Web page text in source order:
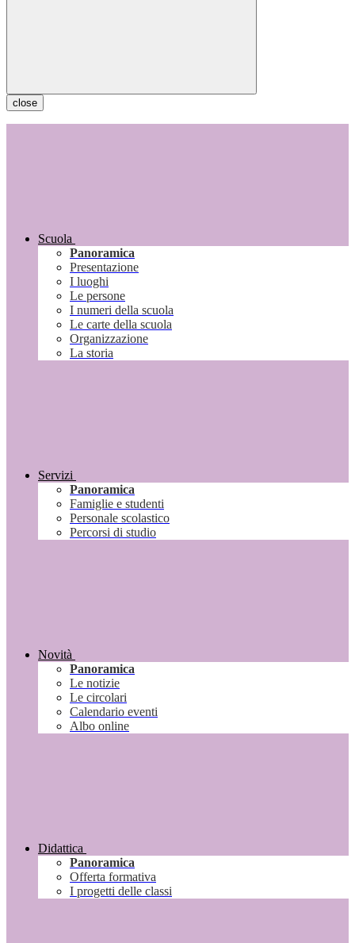
close
Scuola
Panoramica
Presentazione
I luoghi
Le persone
I numeri della scuola
Le carte della scuola
Organizzazione
La storia
Servizi
Panoramica
Famiglie e studenti
Personale scolastico
Percorsi di studio
Novità
Panoramica
Le notizie
Le circolari
Calendario eventi
Albo online
Didattica
Panoramica
Offerta formativa
I progetti delle classi